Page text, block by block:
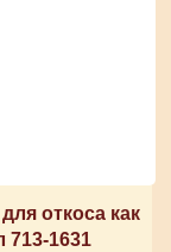
откоса как
713-1631